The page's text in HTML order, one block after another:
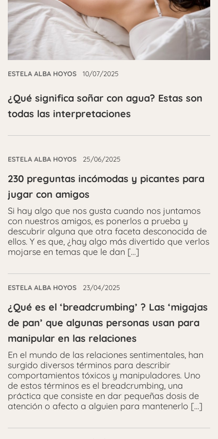
ESTELA ALBA HOYOS 10/07/2025
¿Qué significa soñar con agua? Estas son
todas las interpretaciones
ESTELA ALBA HOYOS 25/06/2025
230 preguntas incómodas y picantes para
jugar con amigos
Si hay algo que nos gusta cuando nos juntamos
con nuestros amigos, es ponerlos a prueba y
descubrir alguna que otra faceta desconocida de
ellos. Y es que, ¿hay algo más divertido que verlos
mojarse en temas que le dan […]
ESTELA ALBA HOYOS 23/04/2025
¿Qué es el ‘breadcrumbing’ ? Las ‘migajas
de pan’ que algunas personas usan para
manipular en las relaciones
En el mundo de las relaciones sentimentales, han
surgido diversos términos para describir
comportamientos tóxicos y manipuladores. Uno
de estos términos es el breadcrumbing, una
práctica que consiste en dar pequeñas dosis de
atención o afecto a alguien para mantenerlo […]